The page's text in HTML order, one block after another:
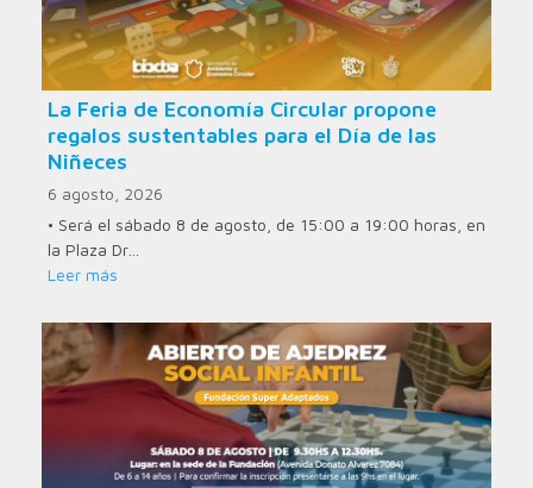
La Feria de Economía Circular propone
regalos sustentables para el Día de las
Niñeces
6 agosto, 2026
• Será el sábado 8 de agosto, de 15:00 a 19:00 horas, en
la Plaza Dr…
Leer más